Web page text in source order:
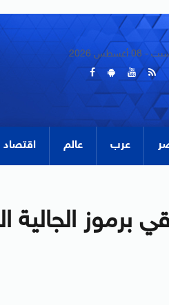
- 08 أغسطس 2026
عرب عالم اقتصاد
برموز